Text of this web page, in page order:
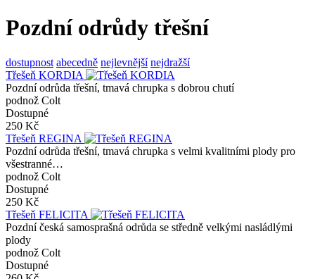
Pozdní odrůdy třešní
dostupnost abecedně nejlevnější nejdražší
Třešeň KORDIA
Pozdní odrůda třešní, tmavá chrupka s dobrou chutí
podnož Colt
Dostupné
250 Kč
Třešeň REGINA
Pozdní odrůda třešní, tmavá chrupka s velmi kvalitními plody pro
všestranné…
podnož Colt
Dostupné
250 Kč
Třešeň FELICITA
Pozdní česká samosprašná odrůda se středně velkými nasládlými
plody
podnož Colt
Dostupné